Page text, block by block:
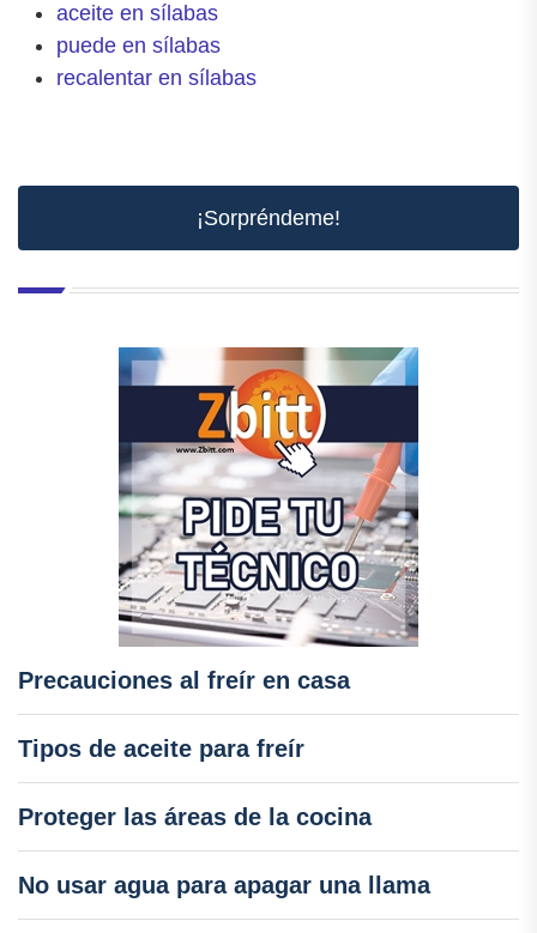
aceite en sílabas
puede en sílabas
recalentar en sílabas
¡Sorpréndeme!
Precauciones al freír en casa
Tipos de aceite para freír
Proteger las áreas de la cocina
No usar agua para apagar una llama